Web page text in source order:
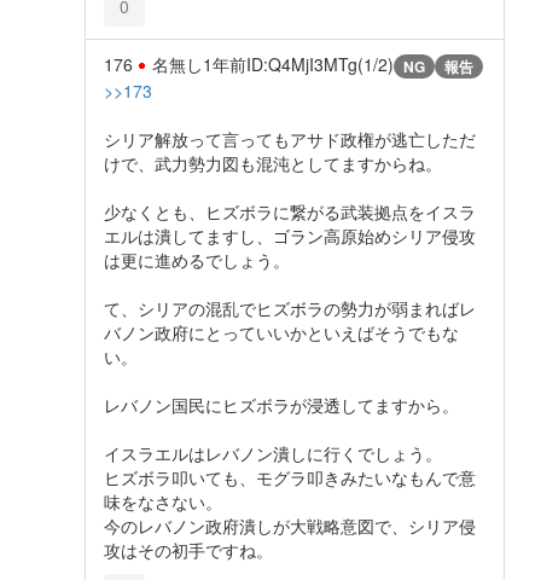
0
176 名無し1年前ID:Q4MjI3MTg(1/2) NG 報告
>>173
シリア解放って言ってもアサド政権が逃亡しただ
けで、武力勢力図も混沌としてますからね。
少なくとも、ヒズボラに繋がる武装拠点をイスラ
エルは潰してますし、ゴラン高原始めシリア侵攻
は更に進めるでしょう。
て、シリアの混乱でヒズボラの勢力が弱まればレ
バノン政府にとっていいかといえばそうでもな
い。
レバノン国民にヒズボラが浸透してますから。
イスラエルはレバノン潰しに行くでしょう。
ヒズボラ叩いても、モグラ叩きみたいなもんで意
味をなさない。
今のレバノン政府潰しが大戦略意図で、シリア侵
攻はその初手ですね。